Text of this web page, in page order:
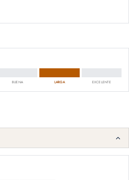
BUENA LARGA EXCELENTE